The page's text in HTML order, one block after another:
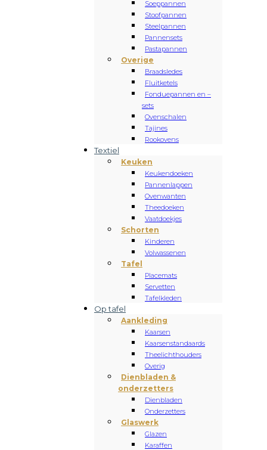
Soeppannen
Stoofpannen
Steelpannen
Pannensets
Pastapannen
Overige
Braadsledes
Fluitketels
Fonduepannen en –
sets
Ovenschalen
Tajines
Rookovens
Textiel
Keuken
Keukendoeken
Pannenlappen
Ovenwanten
Theedoeken
Vaatdoekjes
Schorten
Kinderen
Volwassenen
Tafel
Placemats
Servetten
Tafelkleden
Op tafel
Aankleding
Kaarsen
Kaarsenstandaards
Theelichthouders
Overig
Dienbladen &
onderzetters
Dienbladen
Onderzetters
Glaswerk
Glazen
Karaffen